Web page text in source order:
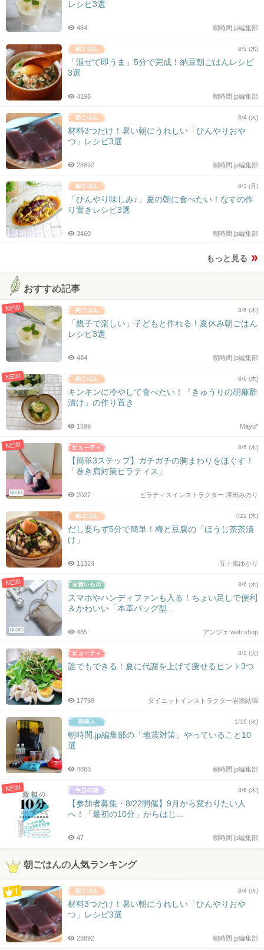
レシピ3選
朝時間.jp編集部
484
8/5 (水)
「混ぜて即うま」5分で完成！納豆朝ごはんレシピ
3選
朝時間.jp編集部
4198
8/4 (火)
材料3つだけ！暑い朝にうれしい「ひんやりおや
つ」レシピ3選
朝時間.jp編集部
28892
8/3 (月)
「ひんやり味しみ♪」夏の朝に食べたい！なすの作
り置きレシピ3選
朝時間.jp編集部
3460
もっと見る
おすすめ記事
NEW 8/6 (木)
「親子で楽しい」子どもと作れる！夏休み朝ごはん
レシピ3選
朝時間.jp編集部
484
NEW 8/6 (木)
キンキンに冷やして食べたい！『きゅうりの胡麻酢
漬け』の作り置き
Mayu*
1699
NEW
BLOG
8/6 (木)
【簡単3ステップ】ガチガチの胸まわりをほぐす！
「巻き肩対策ピラティス」
ピラティスインストラクター 澤田みのり
2027
7/22 (水)
だし要らず5分で簡単！梅と豆腐の「ほうじ茶茶漬
け」
五十嵐ゆかり
11324
NEW
BLOG
8/6 (木)
スマホやハンディファンも入る！ちょい足しで便利
＆かわいい「本革バッグ型...
アンジェ web shop
485
8/2 (火)
誰でもできる！夏に代謝を上げて痩せるヒント3つ
ダイエットインストラクター岩瀬結暉
17769
1/16 (火)
朝時間.jp編集部の「地震対策」やっていること10
選
朝時間.jp編集部
4883
NEW 8/6 (木)
【参加者募集・8/22開催】9月から変わりたい人
へ！「最初の10分」からはじ...
朝時間.jp編集部
47
朝ごはんの人気ランキング
8/4 (火)
材料3つだけ！暑い朝にうれしい「ひんやりおや
つ」レシピ3選
朝時間.jp編集部
28892